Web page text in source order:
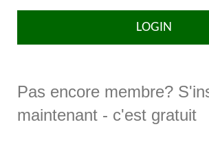
Pas encore membre?
maintenant - c'est gratuit